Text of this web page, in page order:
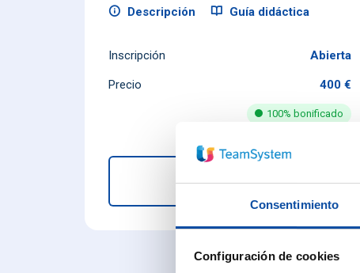
Consentimiento
Configuración de cookies
Descripción Guía didáctica
Inscripción Abierta
Precio 400 €
100% bonificado
Inscripción